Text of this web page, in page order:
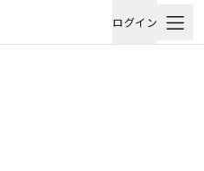
ログイン